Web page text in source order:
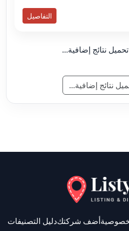
التفاصيل
نتائج إضافية...
نتائج إضافية...
أضف شركتكدليل التصنيفات